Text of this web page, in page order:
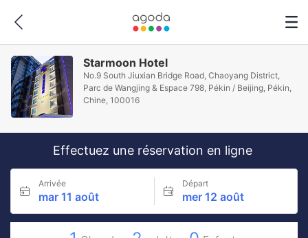
Starmoon Hotel
No.9 South Jiuxian Bridge Road, Chaoyang District,
Parc de Wangjing & Espace 798, Pékin / Beijing, Pékin,
Chine, 100016
Effectuez une réservation en ligne
Arrivée
mar 11 août
Départ
mer 12 août